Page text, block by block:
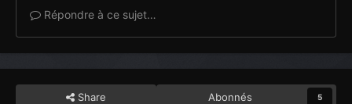
Répondre à ce sujet…
Share Abonnés 5